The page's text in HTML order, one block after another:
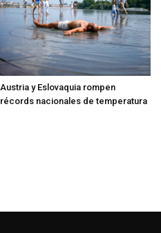
Austria y Eslovaquia rompen
récords nacionales de temperatura